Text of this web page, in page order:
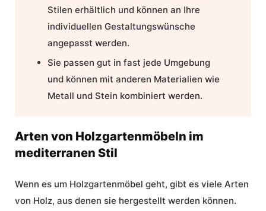
Stilen erhältlich und können an Ihre
individuellen Gestaltungswünsche
angepasst werden.
Sie passen gut in fast jede Umgebung
und können mit anderen Materialien wie
Metall und Stein kombiniert werden.
Arten von Holzgartenmöbeln im
mediterranen Stil
Wenn es um Holzgartenmöbel geht, gibt es viele Arten
von Holz, aus denen sie hergestellt werden können.